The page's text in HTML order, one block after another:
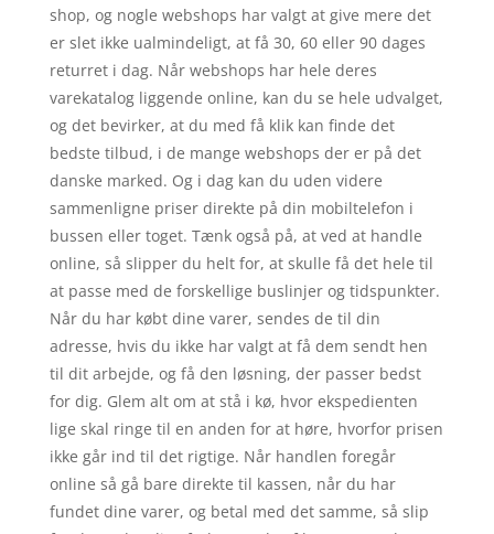
shop, og nogle webshops har valgt at give mere det
er slet ikke ualmindeligt, at få 30, 60 eller 90 dages
returret i dag. Når webshops har hele deres
varekatalog liggende online, kan du se hele udvalget,
og det bevirker, at du med få klik kan finde det
bedste tilbud, i de mange webshops der er på det
danske marked. Og i dag kan du uden videre
sammenligne priser direkte på din mobiltelefon i
bussen eller toget. Tænk også på, at ved at handle
online, så slipper du helt for, at skulle få det hele til
at passe med de forskellige buslinjer og tidspunkter.
Når du har købt dine varer, sendes de til din
adresse, hvis du ikke har valgt at få dem sendt hen
til dit arbejde, og få den løsning, der passer bedst
for dig. Glem alt om at stå i kø, hvor ekspedienten
lige skal ringe til en anden for at høre, hvorfor prisen
ikke går ind til det rigtige. Når handlen foregår
online så gå bare direkte til kassen, når du har
fundet dine varer, og betal med det samme, så slip